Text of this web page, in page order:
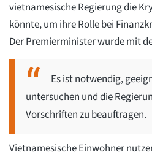
vietnamesische Regierung die
könnte, um ihre Rolle bei
Der Premierminister wurde mit
Es ist notwendig,
untersuchen und die
Vorschriften zu beauftragen.
Vietnamesische Einwohner